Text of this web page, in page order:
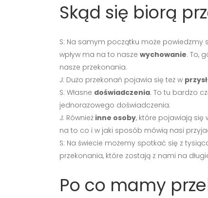
Skąd się biorą
S: Na samym początku może powiedzmy
wpływ ma na to nasze wychowanie. To,
nasze przekonania.
J: Dużo przekonań pojawia się też w
S: Własne doświadczenia. To tu bardzo
jednorazowego doświadczenia.
J: Również inne osoby, które pojawiają się
na to co i w jaki sposób mówią nasi
S: Na świecie możemy spotkać się z
przekonania, które zostają z nami na
Po co mamy